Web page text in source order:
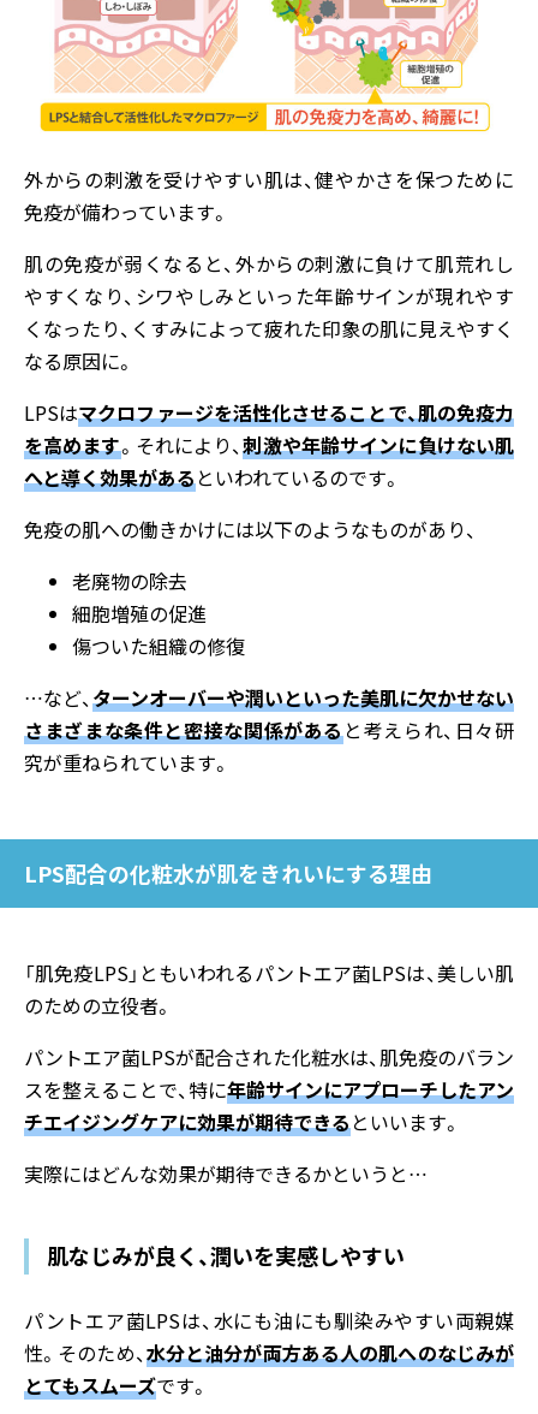
外からの刺激を受けやすい肌は、健やかさを保つために
免疫が備わっています。
肌の免疫が弱くなると、外からの刺激に負けて肌荒れし
やすくなり、シワやしみといった年齢サインが現れやす
くなったり、くすみによって疲れた印象の肌に見えやすく
なる原因に。
LPSはマクロファージを活性化させることで、肌の免疫力
を高めます。それにより、刺激や年齢サインに負けない肌
へと導く効果があるといわれているのです。
免疫の肌への働きかけには以下のようなものがあり、
老廃物の除去
細胞増殖の促進
傷ついた組織の修復
…など、ターンオーバーや潤いといった美肌に欠かせない
さまざまな条件と密接な関係があると考えられ、日々研
究が重ねられています。
LPS配合の化粧水が肌をきれいにする理由
「肌免疫LPS」ともいわれるパントエア菌LPSは、美しい肌
のための立役者。
パントエア菌LPSが配合された化粧水は、肌免疫のバラン
スを整えることで、特に年齢サインにアプローチしたアン
チエイジングケアに効果が期待できるといいます。
実際にはどんな効果が期待できるかというと…
肌なじみが良く、潤いを実感しやすい
パントエア菌LPSは、水にも油にも馴染みやすい両親媒
性。そのため、水分と油分が両方ある人の肌へのなじみが
とてもスムーズです。